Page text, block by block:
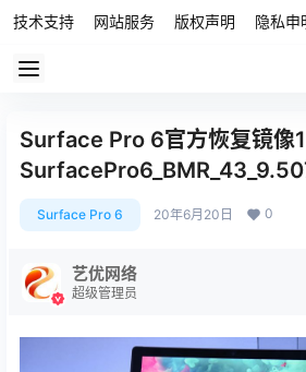
技术支持 网站服务 版权声明 隐私申
Surface Pro 6官方恢复镜像
Surface Pro 6 20年6月20日 0
艺优网络
超级管理员